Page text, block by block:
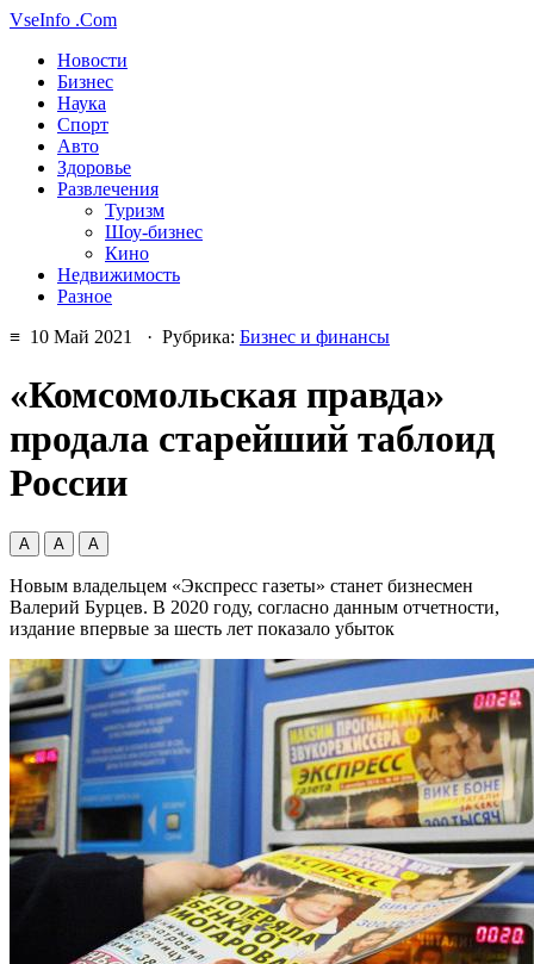
VseInfo .Com
Новости
Бизнес
Наука
Спорт
Авто
Здоровье
Развлечения
Туризм
Шоу-бизнес
Кино
Недвижимость
Разное
≡ 10 Май 2021 · Рубрика: Бизнес и финансы
«Комсомольская правда»
продала старейший таблоид
России
А А А
Новым владельцем «Экспресс газеты» станет бизнесмен
Валерий Бурцев. В 2020 году, согласно данным отчетности,
издание впервые за шесть лет показало убыток